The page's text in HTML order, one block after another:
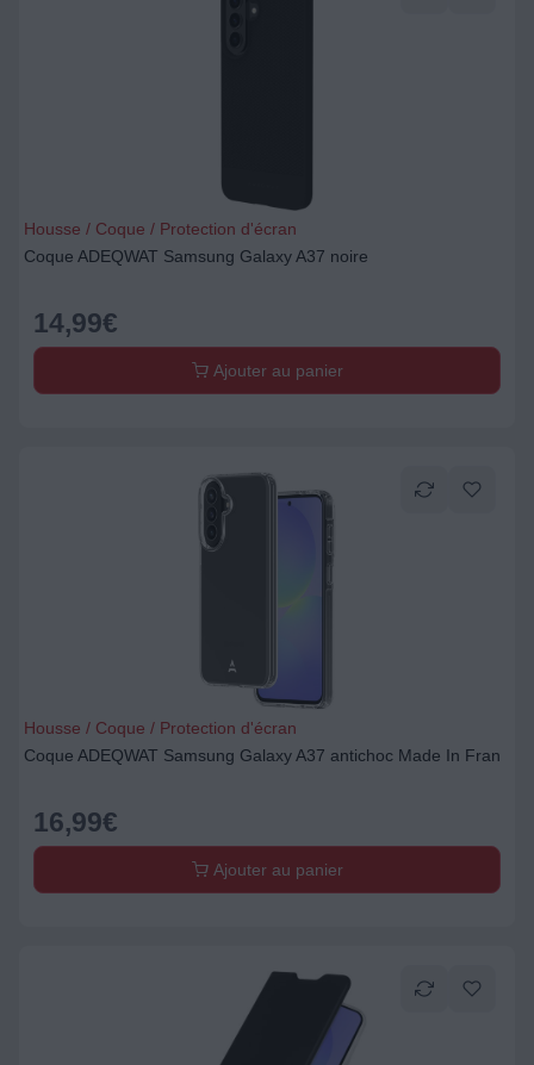
Housse / Coque / Protection d'écran
Coque ADEQWAT Samsung Galaxy A37 noire
14,99€
Ajouter au panier
Housse / Coque / Protection d'écran
Coque ADEQWAT Samsung Galaxy A37 antichoc Made In Fran
16,99€
Ajouter au panier